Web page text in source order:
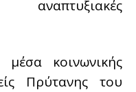
αναπτυξιακές
κοινωνικής
Πρύτανης του